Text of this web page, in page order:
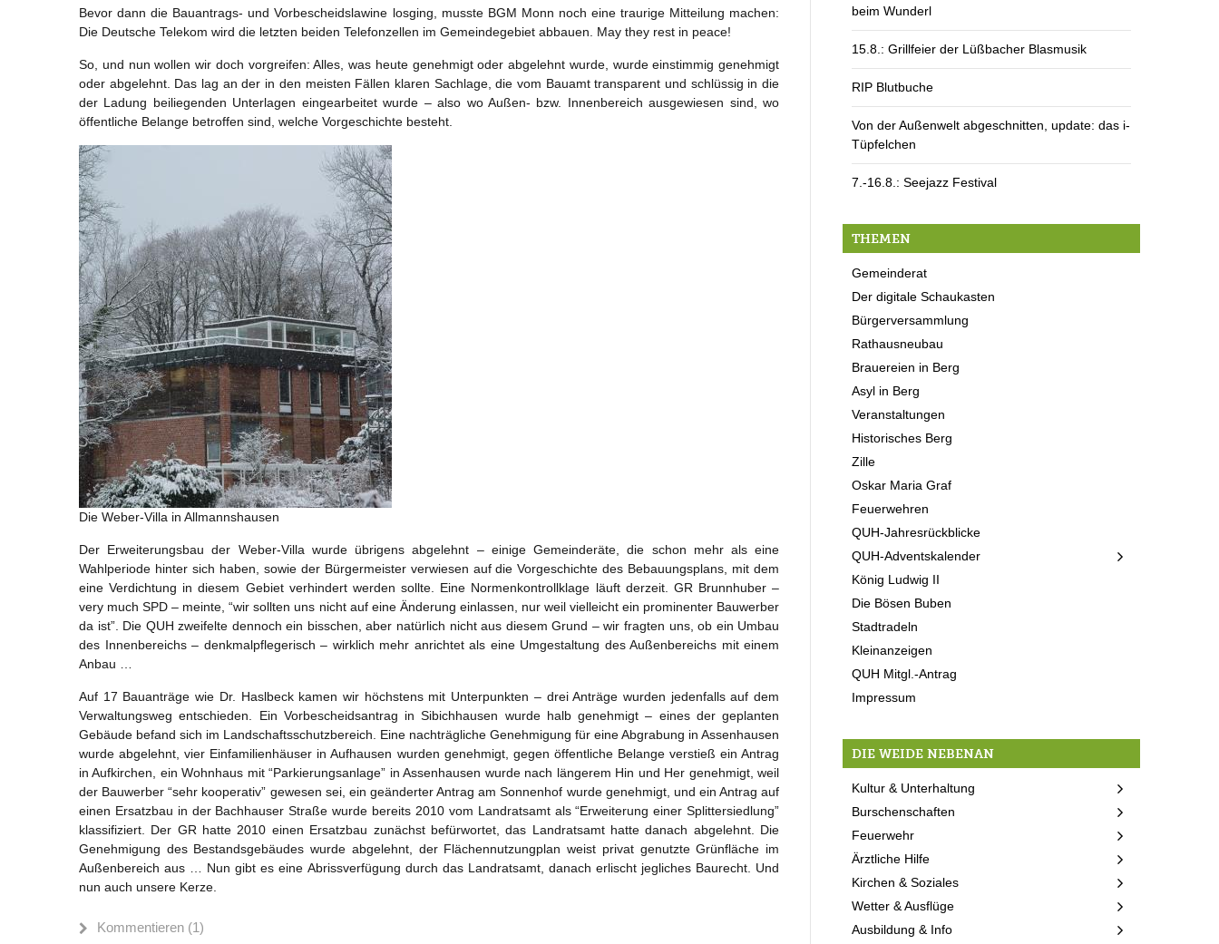
Bevor dann die Bauantrags- und Vorbescheidslawine losging, musste BGM Monn noch eine traurige Mitteilung machen:
Die Deutsche Telekom wird die letzten beiden Telefonzellen im Gemeindegebiet abbauen. May they rest in peace!
So, und nun wollen wir doch vorgreifen: Alles, was heute genehmigt oder abgelehnt wurde, wurde einstimmig genehmigt
oder abgelehnt. Das lag an der in den meisten Fällen klaren Sachlage, die vom Bauamt transparent und schlüssig in die
der Ladung beiliegenden Unterlagen eingearbeitet wurde – also wo Außen- bzw. Innenbereich ausgewiesen sind, wo
öffentliche Belange betroffen sind, welche Vorgeschichte besteht.
Die Weber-Villa in Allmannshausen
Der Erweiterungsbau der Weber-Villa wurde übrigens abgelehnt – einige Gemeinderäte, die schon mehr als eine
Wahlperiode hinter sich haben, sowie der Bürgermeister verwiesen auf die Vorgeschichte des Bebauungsplans, mit dem
eine Verdichtung in diesem Gebiet verhindert werden sollte. Eine Normenkontrollklage läuft derzeit. GR Brunnhuber –
very much SPD – meinte, “wir sollten uns nicht auf eine Änderung einlassen, nur weil vielleicht ein prominenter Bauwerber
da ist”. Die QUH zweifelte dennoch ein bisschen, aber natürlich nicht aus diesem Grund – wir fragten uns, ob ein Umbau
des Innenbereichs – denkmalpflegerisch – wirklich mehr anrichtet als eine Umgestaltung des Außenbereichs mit einem
Anbau …
Auf 17 Bauanträge wie Dr. Haslbeck kamen wir höchstens mit Unterpunkten – drei Anträge wurden jedenfalls auf dem
Verwaltungsweg entschieden. Ein Vorbescheidsantrag in Sibichhausen wurde halb genehmigt – eines der geplanten
Gebäude befand sich im Landschaftsschutzbereich. Eine nachträgliche Genehmigung für eine Abgrabung in Assenhausen
wurde abgelehnt, vier Einfamilienhäuser in Aufhausen wurden genehmigt, gegen öffentliche Belange verstieß ein Antrag
in Aufkirchen, ein Wohnhaus mit “Parkierungsanlage” in Assenhausen wurde nach längerem Hin und Her genehmigt, weil
der Bauwerber “sehr kooperativ” gewesen sei, ein geänderter Antrag am Sonnenhof wurde genehmigt, und ein Antrag auf
einen Ersatzbau in der Bachhauser Straße wurde bereits 2010 vom Landratsamt als “Erweiterung einer Splittersiedlung”
klassifiziert. Der GR hatte 2010 einen Ersatzbau zunächst befürwortet, das Landratsamt hatte danach abgelehnt. Die
Genehmigung des Bestandsgebäudes wurde abgelehnt, der Flächennutzungplan weist privat genutzte Grünfläche im
Außenbereich aus … Nun gibt es eine Abrissverfügung durch das Landratsamt, danach erlischt jegliches Baurecht. Und
nun auch unsere Kerze.
Kommentieren (1)
beim Wunderl
15.8.: Grillfeier der Lüßbacher Blasmusik
RIP Blutbuche
Von der Außenwelt abgeschnitten, update: das i-
Tüpfelchen
7.-16.8.: Seejazz Festival
THEMEN
Gemeinderat
Der digitale Schaukasten
Bürgerversammlung
Rathausneubau
Brauereien in Berg
Asyl in Berg
Veranstaltungen
Historisches Berg
Zille
Oskar Maria Graf
Feuerwehren
QUH-Jahresrückblicke
QUH-Adventskalender
König Ludwig II
Die Bösen Buben
Stadtradeln
Kleinanzeigen
QUH Mitgl.-Antrag
Impressum
DIE WEIDE NEBENAN
Kultur & Unterhaltung
Burschenschaften
Feuerwehr
Ärztliche Hilfe
Kirchen & Soziales
Wetter & Ausflüge
Ausbildung & Info